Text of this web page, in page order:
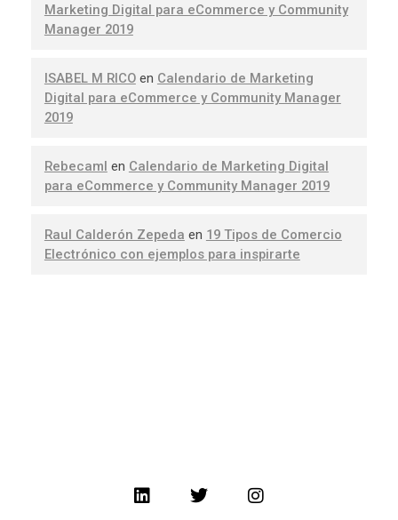
Marketing Digital para eCommerce y Community
Manager 2019
ISABEL M RICOen Calendario de Marketing
Digital para eCommerce y Community Manager
2019
Rebecaml en Calendario de Marketing Digital
para eCommerce y Community Manager 2019
Raul Calderón Zepeda en 19 Tipos de Comercio
Electrónico con ejemplos para inspirarte